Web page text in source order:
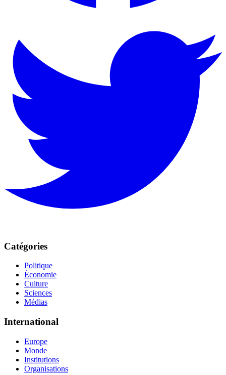
Catégories
Politique
Économie
Culture
Sciences
Médias
International
Europe
Monde
Institutions
Organisations